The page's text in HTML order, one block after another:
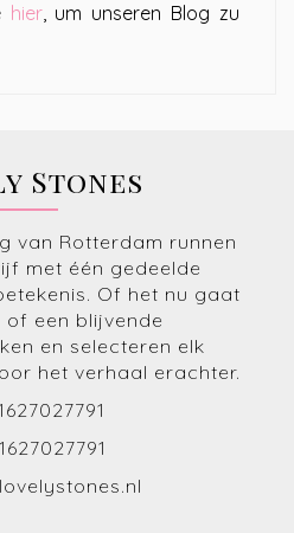
hier, um unseren Blog zu
Stones
van Rotterdam runnen
met één gedeelde
Of het nu gaat
een blijvende
en selecteren elk
het verhaal erachter.